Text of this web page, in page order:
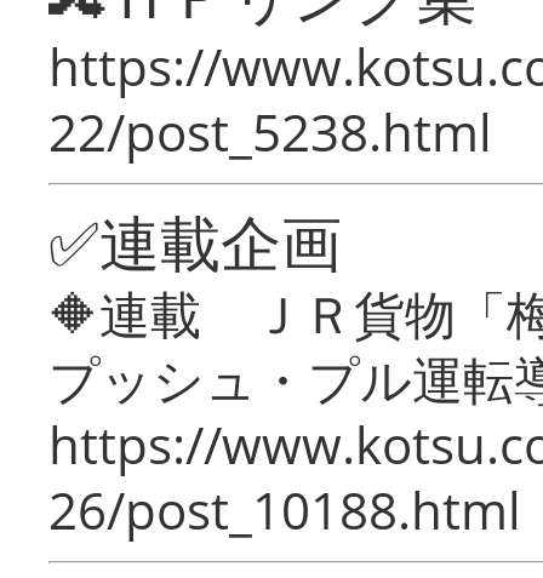
https://
22/post_5238.html
✅連載企画
🔶連載 ＪＲ貨物「
プッシュ・プル運転
https://
26/post_10188.html